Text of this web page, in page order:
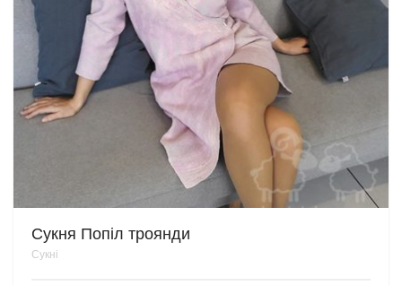
Сукня Попіл троянди
Сукні